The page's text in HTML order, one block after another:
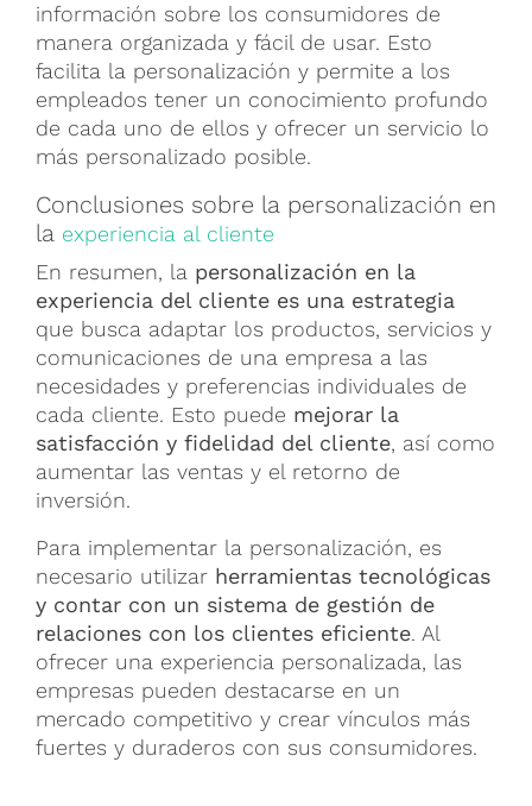
información sobre los consumidores de
manera organizada y fácil de usar. Esto
facilita la personalización y permite a los
empleados tener un conocimiento profundo
de cada uno de ellos y ofrecer un servicio lo
más personalizado posible.
Conclusiones sobre la personalización en
la experiencia al cliente
En resumen, la personalización en la
experiencia del cliente es una estrategia
que busca adaptar los productos, servicios y
comunicaciones de una empresa a las
necesidades y preferencias individuales de
cada cliente. Esto puede mejorar la
satisfacción y fidelidad del cliente, así como
aumentar las ventas y el retorno de
inversión.
Para implementar la personalización, es
necesario utilizar herramientas tecnológicas
y contar con un sistema de gestión de
relaciones con los clientes eficiente. Al
ofrecer una experiencia personalizada, las
empresas pueden destacarse en un
mercado competitivo y crear vínculos más
fuertes y duraderos con sus consumidores.